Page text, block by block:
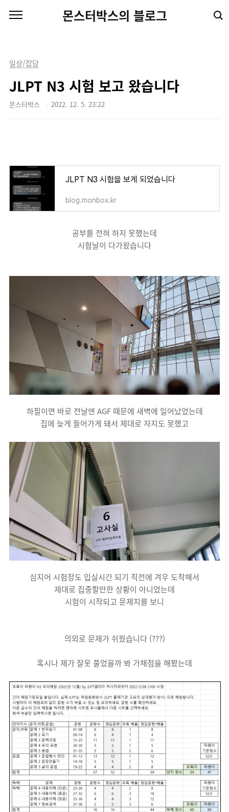
몬스터박스의 블로그
일상/잡담
JLPT N3 시험 보고 왔습니다
몬스터박스 2022. 12. 5. 23:22
JLPT N3 시험을 보게 되었습니다
blog.monbox.kr
공부를 전혀 하지 못했는데
시험날이 다가왔습니다
하필이면 바로 전날엔 AGF 때문에 새벽에 일어났었는데
집에 늦게 들어가게 돼서 제대로 자지도 못했고
심지어 시험장도 입실시간 되기 직전에 겨우 도착해서
제대로 집중할만한 상황이 아니었는데
시험이 시작되고 문제지를 보니
의외로 문제가 쉬웠습니다 (???)
혹시나 제가 잘못 풀었을까 봐 가채점을 해봤는데